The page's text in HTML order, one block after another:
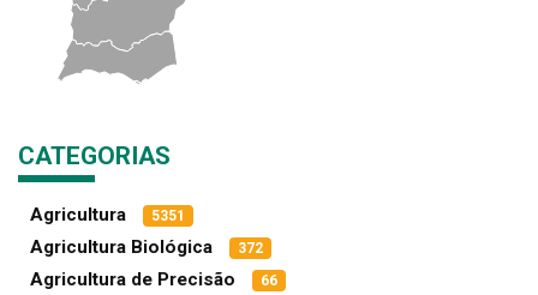
CATEGORIAS
Agricultura 5351
Agricultura Biológica 372
Agricultura de Precisão 66